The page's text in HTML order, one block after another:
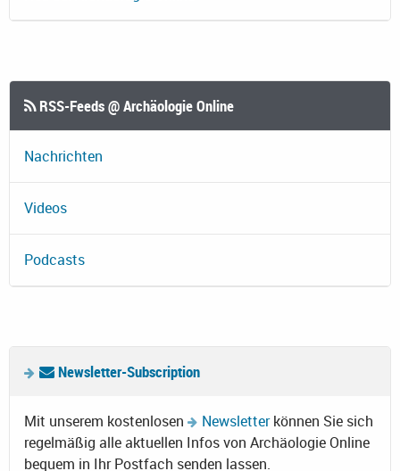
RSS-Feeds @ Archäologie Online
Nachrichten
Videos
Podcasts
Newsletter-Subscription
Mit unserem kostenlosen Newsletterkönnen Sie sich
regelmäßig alle aktuellen Infos von Archäologie Online
bequem in Ihr Postfach senden lassen.